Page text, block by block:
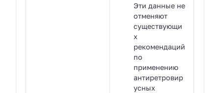
Эти данные не
отменяют
существующи
х
рекомендаций
по
применению
антиретровир
усных